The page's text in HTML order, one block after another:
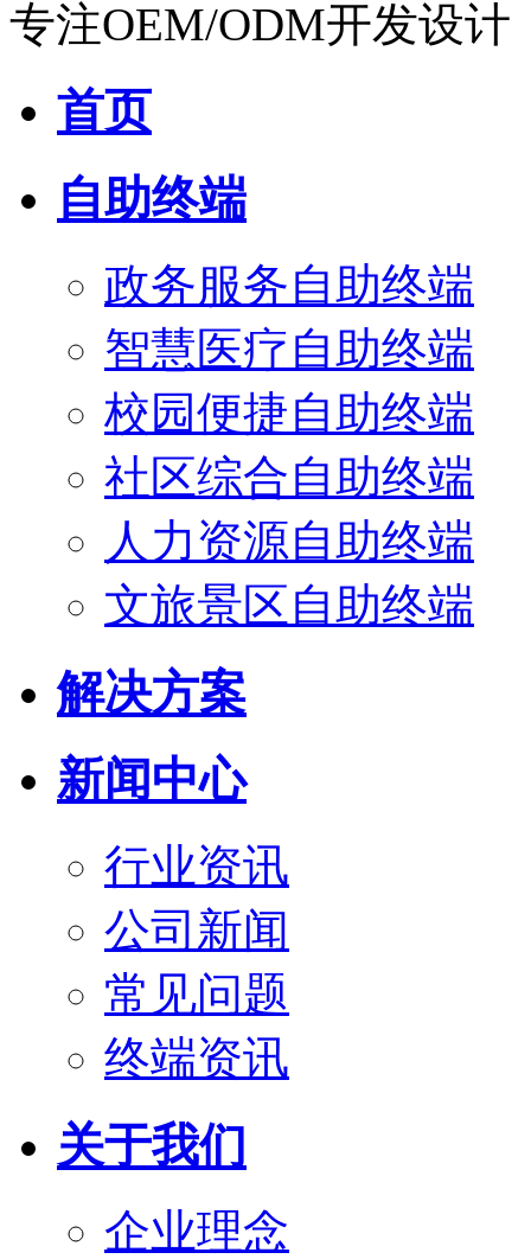
专注OEM/ODM开发设计
首页
自助终端
政务服务自助终端
智慧医疗自助终端
校园便捷自助终端
社区综合自助终端
人力资源自助终端
文旅景区自助终端
解决方案
新闻中心
行业资讯
公司新闻
常见问题
终端资讯
关于我们
企业理念